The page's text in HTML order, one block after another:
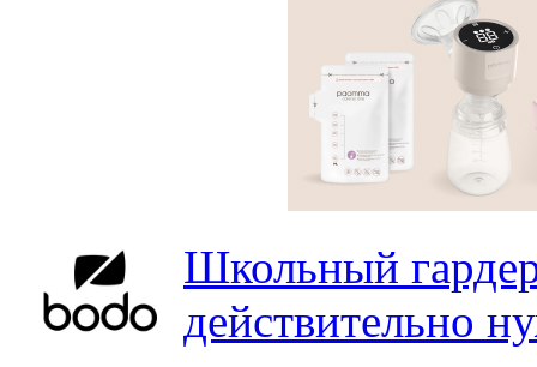
Школьный
действительно